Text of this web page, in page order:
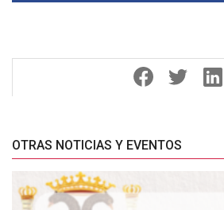
OTRAS NOTICIAS Y EVENTOS